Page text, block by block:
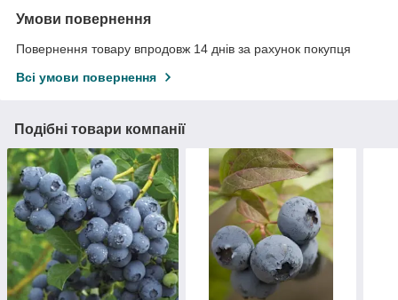
Умови повернення
Повернення товару впродовж 14 днів за рахунок покупця
Всі умови повернення
Подібні товари компанії